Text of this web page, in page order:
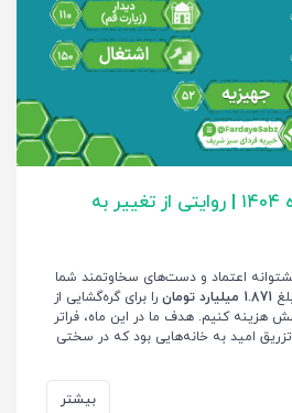
گزارش مهربانی آذرماه ۱۴۰۴ | روایتی از تغییر به
اعتماد و دست‌های سخاوتمند شما
1.871 میلیارد تومان
را برای گره‌گشایی از
هزینه کنیم. هدف ما در این ماه، فراتر
امید به خانه‌هایی بود که در سختی
بیشتر